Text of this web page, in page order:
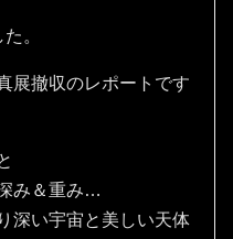
。
展撤収のレポートです
み＆重み…
深い宇宙と美しい天体